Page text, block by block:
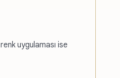
uygulaması ise